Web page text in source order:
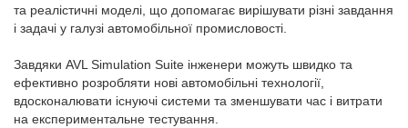
та реалістичні моделі, що допомагає вирішувати різні завдання
і задачі у галузі автомобільної промисловості.
Завдяки AVL Simulation Suite інженери можуть швидко та
ефективно розробляти нові автомобільні технології,
вдосконалювати існуючі системи та зменшувати час і витрати
на експериментальне тестування.